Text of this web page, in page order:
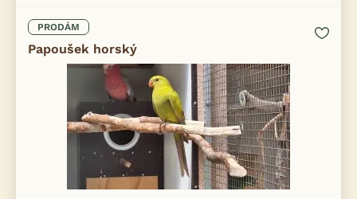
PRODÁM
Papoušek horský